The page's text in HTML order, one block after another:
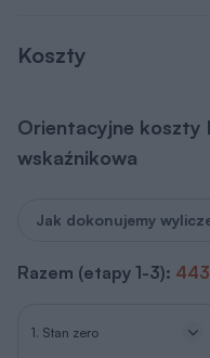
Koszty
Orientacyjne
wskaźnikowa
Jak dokonujemy
Razem (etapy 1-3): 443
1. Stan zero